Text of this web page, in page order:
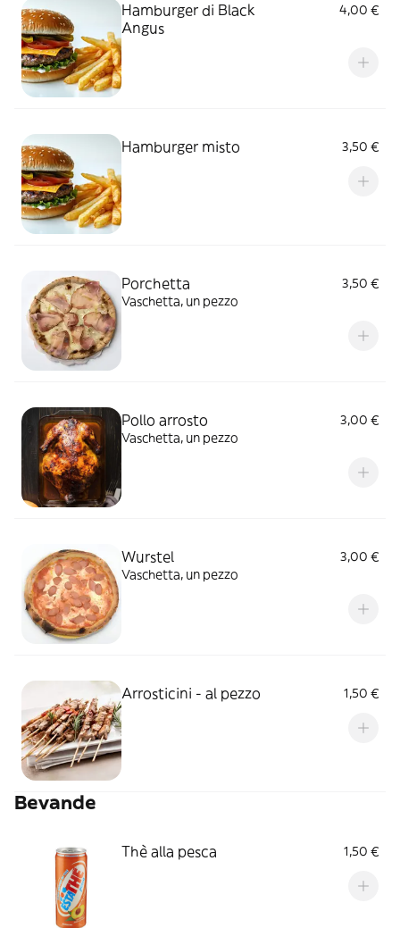
Hamburger di Black
Angus
4,00 €
Hamburger misto 3,50 €
Porchetta
3,50 €
Vaschetta, un pezzo
Pollo arrosto
3,00 €
Vaschetta, un pezzo
Wurstel
3,00 €
Vaschetta, un pezzo
Arrosticini - al pezzo 1,50 €
Bevande
Thè alla pesca 1,50 €